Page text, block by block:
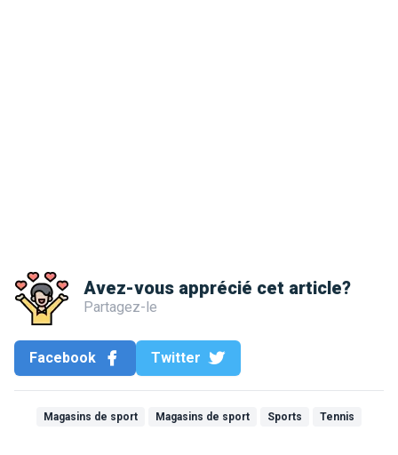
Avez-vous apprécié cet article?
Partagez-le
Facebook Twitter
Magasins de sport Magasins de sport Sports Tennis